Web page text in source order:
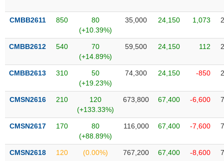
CMBB2611 850
80
(+10.39%)
35,000 24,150 1,073
CMBB2612 540
70
(+14.89%)
59,500 24,150 112
CMBB2613 310
50
(+19.23%)
74,300 24,150 -850
CMSN2616 210
120
(+133.33%)
673,800 67,400 -6,600
CMSN2617 170
80
(+88.89%)
116,000 67,400 -7,600
CMSN2618 120 (0.00%) 767,200 67,400 -8,600
chứng
khoán
Tất cả Cổ phiếu Chỉ số Chứng chỉ quỹ Chứng
Lãnh
(-)
Người nội bộ Người liên quan